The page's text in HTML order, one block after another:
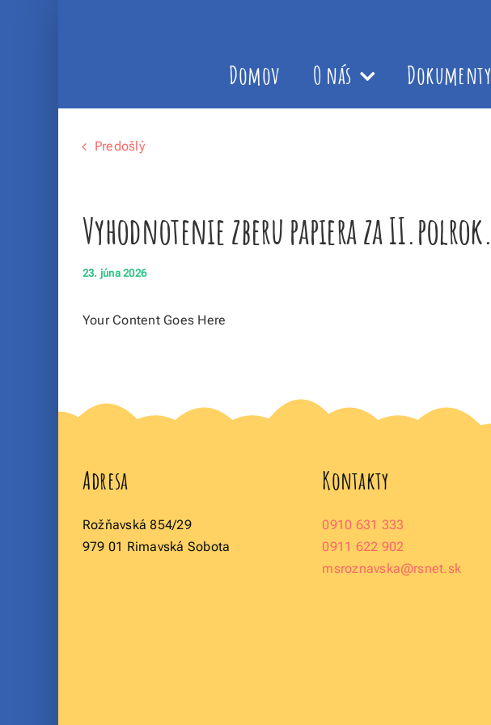
Domov O nás Dokumenty
Predošlý
Vyhodnotenie zberu papiera za II.polrok.
23. júna 2026
Your Content Goes Here
Adresa
Rožňavská 854/29
979 01 Rimavská Sobota
Kontakty
0910 631 333
0911 622 902
msroznavska@rsnet.sk